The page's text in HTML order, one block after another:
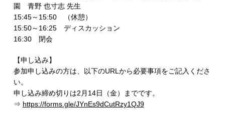
園 青野 也寸志 先生
15:45～15:50 （休憩）
15:50～16:25 ディスカッション
16:30 閉会
【申し込み】
参加申し込みの方は、以下のURLから必要事項をご記入くださ
い。
申し込み締め切りは2月14日（金）までです。
⇒ https://forms.gle/JYnEs9dCutRzy1QJ9